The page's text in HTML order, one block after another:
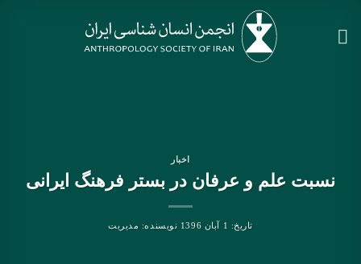
اخبار
نسبت علم و عرفان در بستر فرهنگ ایرانی
تاریخ: 1 آبان 1396 نویسنده: مدیریت